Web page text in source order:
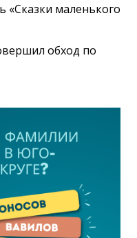
«Сказки маленького
обход по